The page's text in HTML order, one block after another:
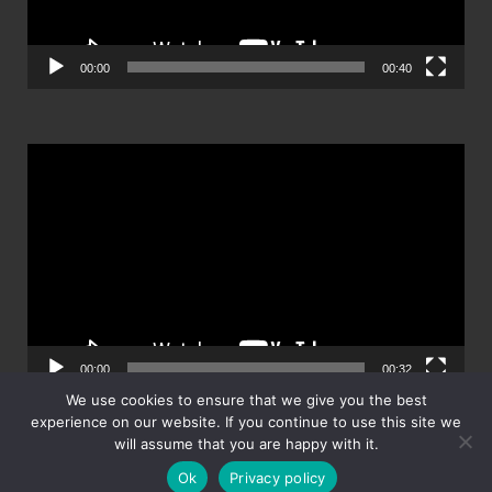
00:00 00:40
00:00 00:32
WordPressandHitMag.
We use cookies to ensure that we give you the best
experience on our website. If you continue to use this site we
will assume that you are happy with it.
Ok
Privacy policy